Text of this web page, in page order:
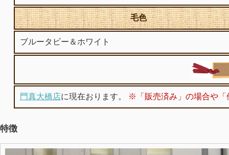
毛色
ブルータビー＆ホワイト
門真大橋店に現在おります。 ※「販売済み」の場合や「
特徴